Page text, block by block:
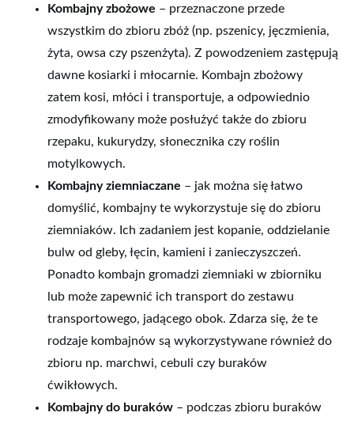
Kombajny zbożowe – przeznaczone przede
wszystkim do zbioru zbóż (np. pszenicy, jęczmienia,
żyta, owsa czy pszenżyta). Z powodzeniem zastępują
dawne kosiarki i młocarnie. Kombajn zbożowy
zatem kosi, młóci i transportuje, a odpowiednio
zmodyfikowany może posłużyć także do zbioru
rzepaku, kukurydzy, słonecznika czy roślin
motylkowych.
Kombajny ziemniaczane – jak można się łatwo
domyślić, kombajny te wykorzystuje się do zbioru
ziemniaków. Ich zadaniem jest kopanie, oddzielanie
bulw od gleby, łęcin, kamieni i zanieczyszczeń.
Ponadto kombajn gromadzi ziemniaki w zbiorniku
lub może zapewnić ich transport do zestawu
transportowego, jadącego obok. Zdarza się, że te
rodzaje kombajnów są wykorzystywane również do
zbioru np. marchwi, cebuli czy buraków
ćwikłowych.
Kombajny do buraków – podczas zbioru buraków